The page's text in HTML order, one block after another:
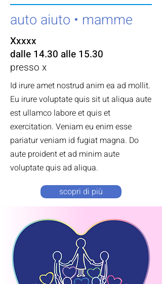
auto aiuto • mamme
Xxxxx
dalle 14.30 alle 15.30
presso x
Id irure amet nostrud anim ea ad mollit.
Eu irure voluptate quis sit ut aliqua aute
est ullamco labore et quis et
exercitation. Veniam eu enim esse
pariatur veniam id fugiat magna. Do
aute proident et ad minim aute
voluptate quis ad aliqua.
scopri di più